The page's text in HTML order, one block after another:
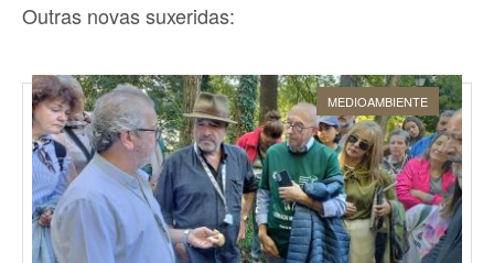
Outras novas suxeridas:
MEDIOAMBIENTE